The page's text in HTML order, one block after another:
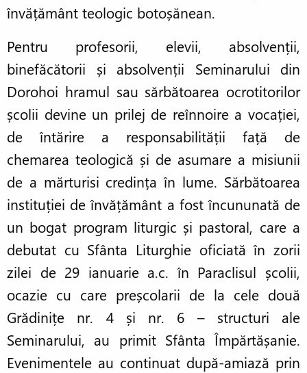
învățământ teologic botoșănean.
Pentru profesorii, elevii, absolvenții,
binefăcătorii și absolvenții Seminarului din
Dorohoi hramul sau sărbătoarea ocrotitorilor
școlii devine un prilej de reînnoire a vocației,
de întărire a responsabilității față de
chemarea teologică și de asumare a misiunii
de a mărturisi credința în lume. Sărbătoarea
instituției de învățământ a fost încununată de
un bogat program liturgic și pastoral, care a
debutat cu Sfânta Liturghie oficiată în zorii
zilei de 29 ianuarie a.c. în Paraclisul școlii,
ocazie cu care preșcolarii de la cele două
Grădinițe nr. 4 și nr. 6 – structuri ale
Seminarului, au primit Sfânta Împărtășanie.
Evenimentele au continuat după-amiază prin